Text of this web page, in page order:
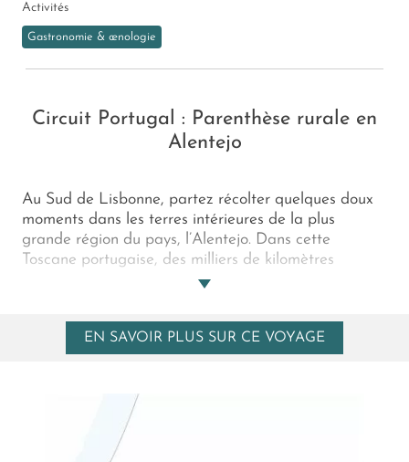
Activités
Gastronomie & œnologie
Circuit Portugal : Parenthèse rurale en
Alentejo
Au Sud de Lisbonne, partez récolter quelques doux
moments dans les terres intérieures de la plus
grande région du pays, l’Alentejo. Dans cette
Toscane portugaise, des milliers de kilomètres
d’oliviers, de vignes et de chênes-lièges ont fleuri. Et
Mais ils ont pris racine avec la même simplicité
naturelle, dans de beaux hameaux chaulés ou de
voyage en Alentejo vous invite à goûter à
EN SAVOIR PLUS SUR CE VOYAGE